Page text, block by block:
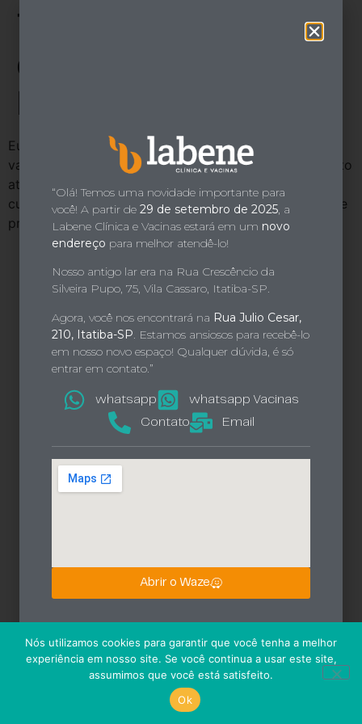
Tatiana Maria Franco
de Camargo, mãe do
Bento e doAntônio
Eu, meus dois filhos e meu marido tomamos todas as
vacinas na LABENE, e adoramos, desde o agendamento
até o tendimento, que é sempre com muito carinho,
cuidado e atenção em cada detalhe, além do excelente
profissionalismo.
Nós utilizamos cookies para garantir que você tenha a melhor
experiência em nosso site. Se você continua a usar este site,
assumimos que você está satisfeito.
Ok
“Olá! Temos uma novidade importante para
você! A partir de 29 de setembro de 2025, a
Labene Clínica e Vacinas estará em um novo
endereço para melhor atendê-lo!
Nosso antigo lar era na Rua Crescêncio da
Silveira Pupo, 75, Vila Cassaro, Itatiba-SP.
Agora, você nos encontrará na Rua Julio Cesar,
210, Itatiba-SP. Estamos ansiosos para recebê-lo
em nosso novo espaço! Qualquer dúvida, é só
entrar em contato.”
whatsapp
whatsapp Vacinas
Contato
Email
Abrir o Waze